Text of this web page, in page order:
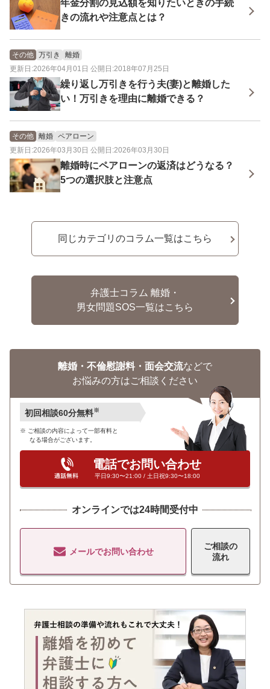
年金分割の見込額を知りたいときの手続
きの流れや注意点とは？
その他 万引き
離婚
更新日:2026年04月01日 公開日:2018年07月25日
繰り返し万引きを行う夫(妻)と離婚した
い！万引きを理由に離婚できる？
その他 離婚 ペアローン
更新日:2026年03月30日 公開日:2026年03月30日
離婚時にペアローンの返済はどうなる？
5つの選択肢と注意点
同じカテゴリのコラム一覧はこちら
弁護士コラム 離婚・
男女問題SOS一覧はこちら
離婚・不倫慰謝料・面会交流などで
お悩みの方はご相談ください
初回相談60分無料※
ご相談の内容によって一部有料と
なる場合がございます。
電話でお問い合わせ
平日9:30〜21:00 / 土日祝9:30〜18:00
オンラインでは24時間受付中
メールでお問い合わせ
ご相談の
流れ